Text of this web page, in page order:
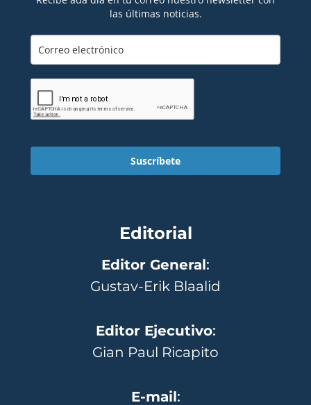
las últimas noticias.
Suscríbete
Editorial
Editor General:
Gustav-Erik Blaalid
Editor Ejecutivo:
Gian Paul Ricapito
E-mail: